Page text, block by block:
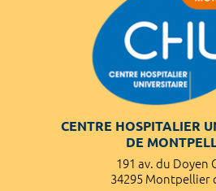
CENTRE HOSPITALIER
DE
191 av. du Doyen
34295 Montpellier